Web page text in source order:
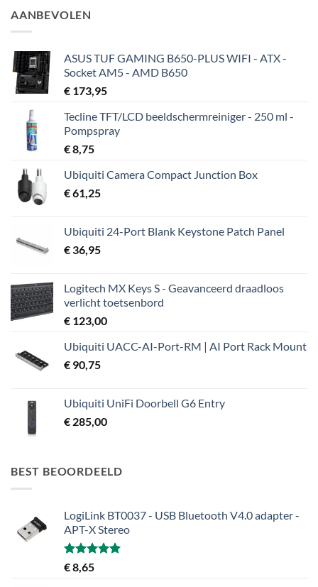
AANBEVOLEN
ASUS TUF GAMING B650-PLUS WIFI - ATX -
Socket AM5 - AMD B650
€ 173,95
Tecline TFT/LCD beeldschermreiniger - 250 ml -
Pompspray
€8,75
Ubiquiti Camera Compact Junction Box
€61,25
Ubiquiti 24-Port Blank Keystone Patch Panel
€ 36,95
Logitech MX Keys S - Geavanceerd draadloos
verlicht toetsenbord
€ 123,00
Ubiquiti UACC-AI-Port-RM | AI Port Rack Mount
€ 90,75
Ubiquiti UniFi Doorbell G6 Entry
€ 285,00
BEST BEOORDEELD
LogiLink BT0037 - USB Bluetooth V4.0 adapter -
APT-X Stereo
Gewaardeerd
5.00
€8,65